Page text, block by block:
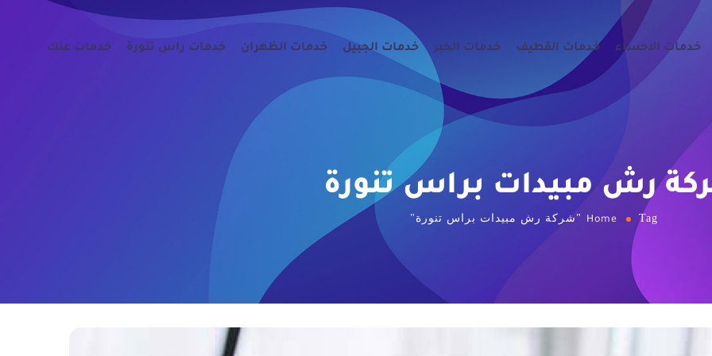
خدمات الاحساء خدمات القطيف خدمات الخبر خدمات الجبيل خدمات الظهران خدمات راس تنورة خدمات عنك
رش مبيدات براس تنورة
Home Tag "شركة رش مبيدات براس تنورة"